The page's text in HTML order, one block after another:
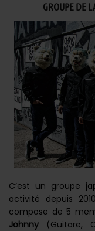
GROUPE DE
C’est un groupe
activité depuis
compose de 5
Johnny (Guitare,